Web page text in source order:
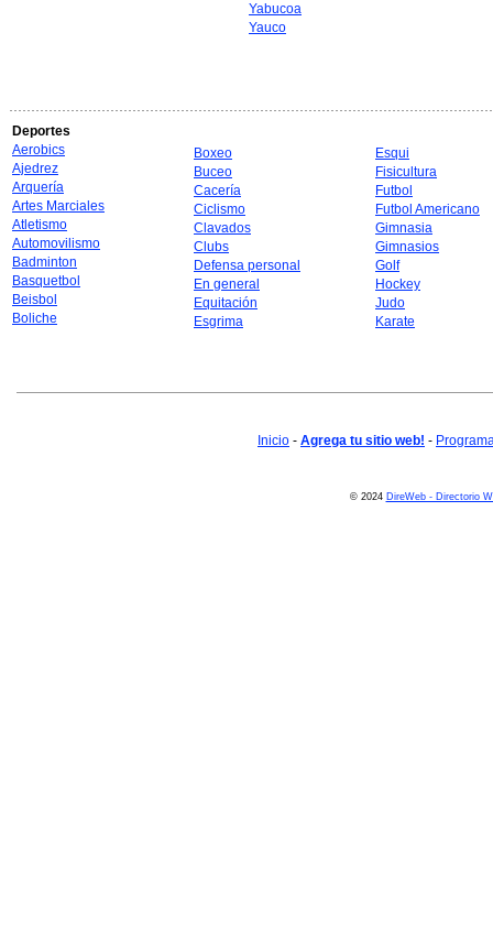
Yabucoa
Yauco
Deportes
Aerobics
Ajedrez
Arquería
Artes Marciales
Atletismo
Automovilismo
Badminton
Basquetbol
Beisbol
Boliche
Boxeo
Buceo
Cacería
Ciclismo
Clavados
Clubs
Defensa personal
En general
Equitación
Esgrima
Esqui
Fisicultura
Futbol
Futbol Americano
Gimnasia
Gimnasios
Golf
Hockey
Judo
Karate
Inicio - Agrega tu sitio web! -
© 2024 DireWeb - Directorio